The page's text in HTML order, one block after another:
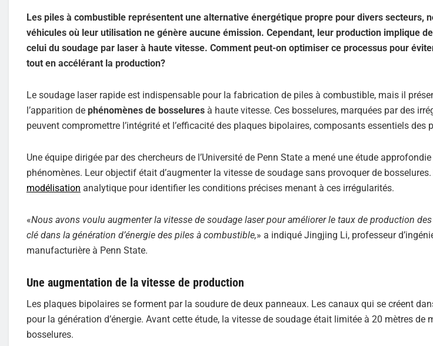
Les piles à combustible représentent une alternative énergétique propre pour divers secteurs,
véhicules où leur utilisation ne génère aucune émission. Cependant, leur production implique
celui du soudage par laser à haute vitesse. Comment peut-on optimiser ce processus pour
tout en accélérant la production?
Le soudage laser rapide est indispensable pour la fabrication de piles à combustible, mais il
l’apparition de phénomènes de bosselures à haute vitesse. Ces bosselures, marquées par des
peuvent compromettre l’intégrité et l’efficacité des plaques bipolaires, composants essentiels des
Une équipe dirigée par des chercheurs de l’Université de Penn State a mené une étude
phénomènes. Leur objectif était d’augmenter la vitesse de soudage sans provoquer de
modélisation analytique pour identifier les conditions précises menant à ces irrégularités.
«Nous avons voulu augmenter la vitesse de soudage laser pour améliorer le taux de production
clé dans la génération d’énergie des piles à combustible,» a indiqué Jingjing Li, professeur
manufacturière à Penn State.
Une augmentation de la vitesse de production
Les plaques bipolaires se forment par la soudure de deux panneaux. Les canaux qui se créent
pour la génération d’énergie. Avant cette étude, la vitesse de soudage était limitée à 20 mètres de
bosselures.